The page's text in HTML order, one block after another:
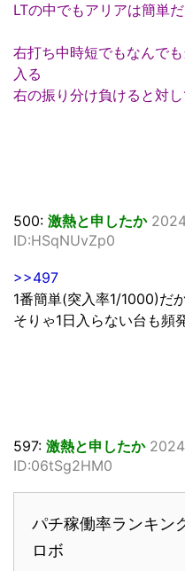
LTの中でもアリアは簡単
右打ち中時短でもなんで
入る
右の振り分け負けると対
500: 激熱と申したか
ID:HSqNUvZp0
>>497
1番簡単(突入率1/1000)だ
そりゃ1日入らない台も頻
597: 激熱と申したか
ID:06tSg2HM0
パチ稼働率ランキン
ロボ